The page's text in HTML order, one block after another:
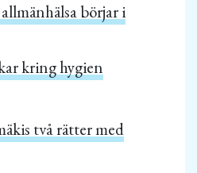
börjar i
kring hygien
två rätter med